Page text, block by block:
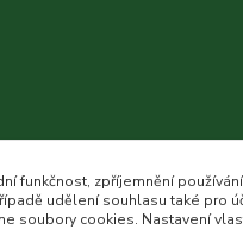
funkčnost, zpříjemnění
udělení souhlasu také pro
soubory cookies. Nastavení